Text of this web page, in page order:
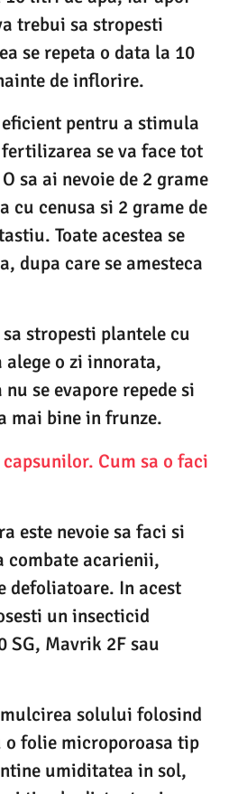
trebui sa stropesti
se repeta o data la 10
de inflorire.
pentru a stimula
se va face tot
sa ai nevoie de 2 grame
cu cenusa si 2 grame de
Toate acestea se
dupa care se amesteca
stropesti plantele cu
alege o zi innorata,
se evapore repede si
mai bine in frunze.
Cum sa o faci
este nevoie sa faci si
combate acarienii,
defoliatoare. In acest
un insecticid
SG, Mavrik 2F sau
solului folosind
o folie microporoasa tip
umiditatea in sol,